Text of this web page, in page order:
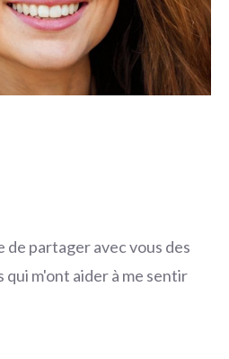
de partager avec vous des
qui m'ont aider à me sentir